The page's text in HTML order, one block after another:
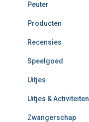
Peuter
Producten
Recensies
Speelgoed
Uitjes
Uitjes & Activiteiten
Zwangerschap